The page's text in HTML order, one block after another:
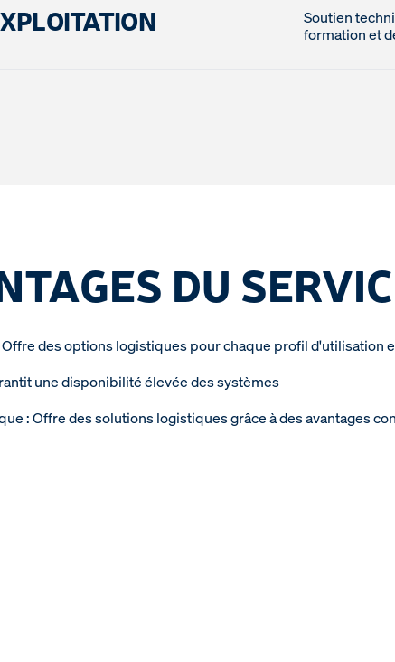
Soutien
formation et
DU
des options logistiques pour chaque profil d'utilisation
une disponibilité élevée des systèmes
: Offre des solutions logistiques grâce à des avantages